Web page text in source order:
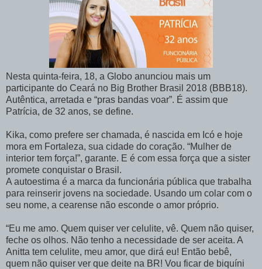
Nesta quinta-feira, 18, a Globo anunciou mais um
participante do Ceará no Big Brother Brasil 2018 (BBB18).
Autêntica, arretada e “pras bandas voar”. É assim que
Patrícia, de 32 anos, se define.
Kika, como prefere ser chamada, é nascida em Icó e hoje
mora em Fortaleza, sua cidade do coração. “Mulher de
interior tem força!”, garante. E é com essa força que a sister
promete conquistar o Brasil.
A autoestima é a marca da funcionária pública que trabalha
para reinserir jovens na sociedade. Usando um colar com o
seu nome, a cearense não esconde o amor próprio.
“Eu me amo. Quem quiser ver celulite, vê. Quem não quiser,
feche os olhos. Não tenho a necessidade de ser aceita. A
Anitta tem celulite, meu amor, que dirá eu! Então bebê,
quem não quiser ver que deite na BR! Vou ficar de biquíni